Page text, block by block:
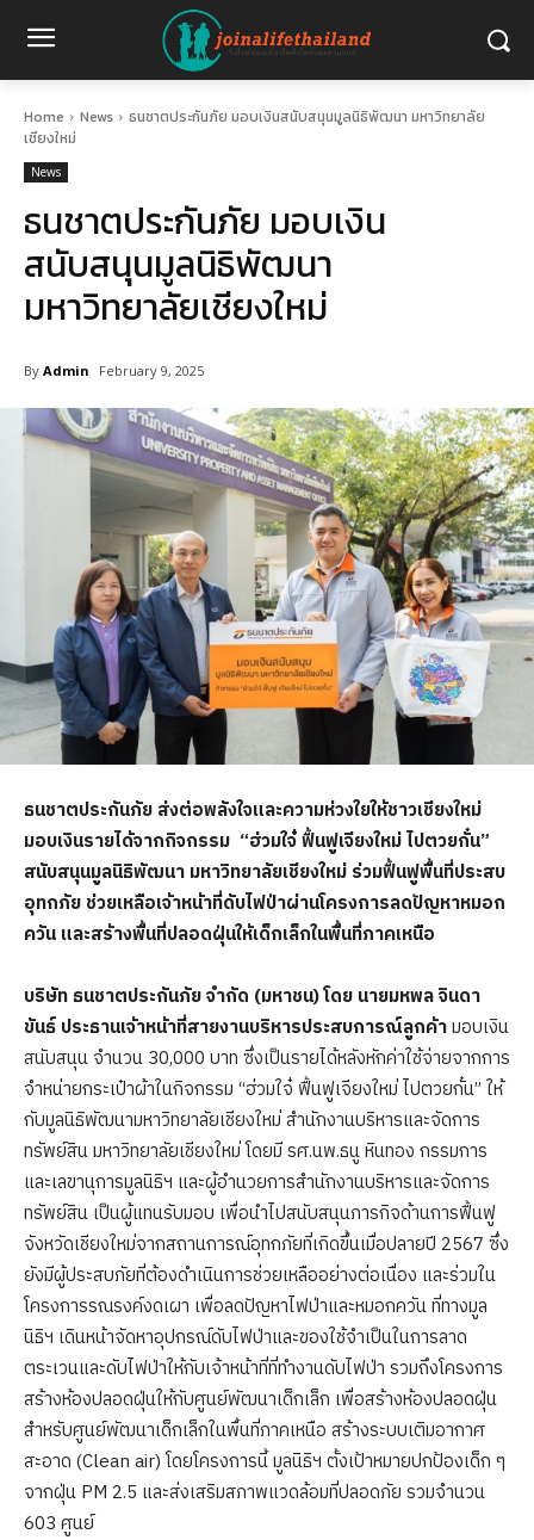
Home News
ธนชาตประกันภัย มอบเงินสนับสนุนมูลนิธิพัฒนา มหาวิทยาลัย
เชียงใหม่
News
ธนชาตประกันภัย มอบเงิน
สนับสนุนมูลนิธิพัฒนา
มหาวิทยาลัยเชียงใหม่
By Admin February 9, 2025
ธนชาตประกันภัย ส่งต่อพลังใจและความห่วงใยให้ชาวเชียงใหม่
มอบเงินรายได้จากกิจกรรม “ฮ่วมใจ๋ ฟื้นฟูเจียงใหม่ ไปตวยกั๋น”
สนับสนุนมูลนิธิพัฒนา มหาวิทยาลัยเชียงใหม่ ร่วมฟื้นฟูพื้นที่ประสบ
อุทกภัย ช่วยเหลือเจ้าหน้าที่ดับไฟป่าผ่านโครงการลดปัญหาหมอก
ควัน และสร้างพื้นที่ปลอดฝุ่นให้เด็กเล็กในพื้นที่ภาคเหนือ
บริษัท ธนชาตประกันภัย จำกัด (มหาชน) โดย นายมหพล จินดา
ขันธ์ ประธานเจ้าหน้าที่สายงานบริหารประสบการณ์ลูกค้ามอบเงิน
สนับสนุน จำนวน 30,000 บาท ซึ่งเป็นรายได้หลังหักค่าใช้จ่ายจากการ
จำหน่ายกระเป๋าผ้าในกิจกรรม “ฮ่วมใจ๋ ฟื้นฟูเจียงใหม่ ไปตวยกั๋น” ให้
กับมูลนิธิพัฒนามหาวิทยาลัยเชียงใหม่ สำนักงานบริหารและจัดการ
ทรัพย์สิน มหาวิทยาลัยเชียงใหม่ โดยมี รศ.นพ.ธนู หินทอง กรรมการ
และเลขานุการมูลนิธิฯ และผู้อำนวยการสำนักงานบริหารและจัดการ
ทรัพย์สิน เป็นผู้แทนรับมอบ เพื่อนำไปสนับสนุนภารกิจด้านการฟื้นฟู
จังหวัดเชียงใหม่จากสถานการณ์อุทกภัยที่เกิดขึ้นเมื่อปลายปี 2567 ซึ่ง
ยังมีผู้ประสบภัยที่ต้องดำเนินการช่วยเหลืออย่างต่อเนื่อง และร่วมใน
โครงการรณรงค์งดเผา เพื่อลดปัญหาไฟป่าและหมอกควัน ที่ทางมูล
นิธิฯ เดินหน้าจัดหาอุปกรณ์ดับไฟป่าและของใช้จำเป็นในการลาด
ตระเวนและดับไฟป่าให้กับเจ้าหน้าที่ที่ทำงานดับไฟป่า รวมถึงโครงการ
สร้างห้องปลอดฝุ่นให้กับศูนย์พัฒนาเด็กเล็ก เพื่อสร้างห้องปลอดฝุ่น
สำหรับศูนย์พัฒนาเด็กเล็กในพื้นที่ภาคเหนือ สร้างระบบเติมอากาศ
สะอาด (Clean air) โดยโครงการนี้ มูลนิธิฯ ตั้งเป้าหมายปกป้องเด็ก ๆ
จากฝุ่น PM 2.5 และส่งเสริมสภาพแวดล้อมที่ปลอดภัย รวมจำนวน
603 ศูนย์